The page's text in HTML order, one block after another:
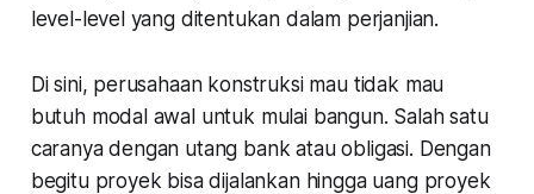
level-level yang ditentukan dalam perjanjian.
Di sini, perusahaan konstruksi mau tidak mau
butuh modal awal untuk mulai bangun. Salah satu
caranya dengan utang bank atau obligasi. Dengan
begitu proyek bisa dijalankan hingga uang proyek